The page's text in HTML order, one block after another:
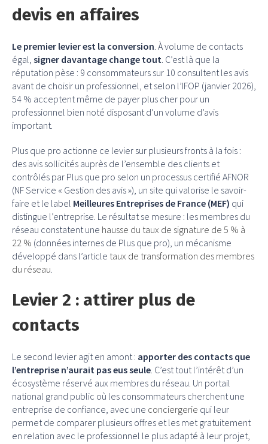
devis en affaires
Le premier levier est la conversion . À volume de contacts
égal, signer davantage change tout . C’est là que la
réputation pèse : 9 consommateurs sur 10 consultent les avis
avant de choisir un professionnel, et selon l’IFOP (janvier 2026),
54 % acceptent même de payer plus cher pour un
professionnel bien noté disposant d’un volume d’avis
important.
Plus que pro actionne ce levier sur plusieurs fronts à la fois :
des avis sollicités auprès de l’ensemble des clients et
contrôlés par Plus que pro selon un processus certifié AFNOR
(NF Service « Gestion des avis »), un site qui valorise le savoir-
faire et le label Meilleures Entreprises de France (MEF) qui
distingue l’entreprise. Le résultat se mesure : les membres du
réseau constatent une hausse du taux de signature de 5 % à
22 % (données internes de Plus que pro), un mécanisme
développé dans l’article taux de transformation des membres
du réseau
Levier 2 : attirer plus de
contacts
Le second levier agit en amont : apporter des contacts que
l’entreprise n’aurait pas eus seule . C’est tout l’intérêt d’un
écosystème réservé aux membres du réseau. Un portail
national grand public où les consommateurs cherchent une
entreprise de confiance, avec une conciergerie qui leur
permet de comparer plusieurs offres et les met gratuitement
en relation avec le professionnel le plus adapté à leur projet,